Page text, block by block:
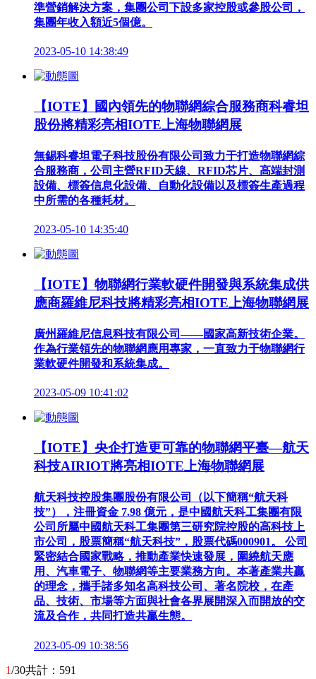
準營銷解決方案，集團公司下設多家控股或參股公司，
集團年收入額近5個億。
2023-05-10 14:38:49
【IOTE】國內領先的物聯網綜合服務商科睿坦
股份將精彩亮相IOTE上海物聯網展
無錫科睿坦電子科技股份有限公司致力于打造物聯網綜
合服務商，公司主營RFID天線、RFID芯片、高端封測
設備、標簽信息化設備、自動化設備以及標簽生產過程
中所需的各種耗材。
2023-05-10 14:35:40
【IOTE】物聯網行業軟硬件開發與系統集成供
應商羅維尼科技將精彩亮相IOTE上海物聯網展
廣州羅維尼信息科技有限公司——國家高新技術企業。
作為行業領先的物聯網應用專家，一直致力于物聯網行
業軟硬件開發和系統集成。
2023-05-09 10:41:02
【IOTE】央企打造更可靠的物聯網平臺—航天
科技AIRIOT將亮相IOTE上海物聯網展
航天科技控股集團股份有限公司（以下簡稱“航天科
技”），注冊資金 7.98 億元，是中國航天科工集團有限
公司所屬中國航天科工集團第三研究院控股的高科技上
市公司，股票簡稱“航天科技”，股票代碼000901。 公司
緊密結合國家戰略，推動產業快速發展，圍繞航天應
用、汽車電子、物聯網等主要業務方向。本著產業共贏
的理念，攜手諸多知名高科技公司、著名院校，在產
品、技術、市場等方面與社會各界展開深入而開放的交
流及合作，共同打造共贏生態。
2023-05-09 10:38:56
1/30共計：591